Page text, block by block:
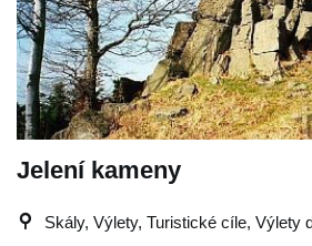
Jelení kameny
Skály, Výlety, Turistické cíle, Výlety